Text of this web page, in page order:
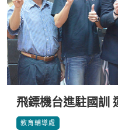
飛鏢機台進駐國訓
教育輔導處 *